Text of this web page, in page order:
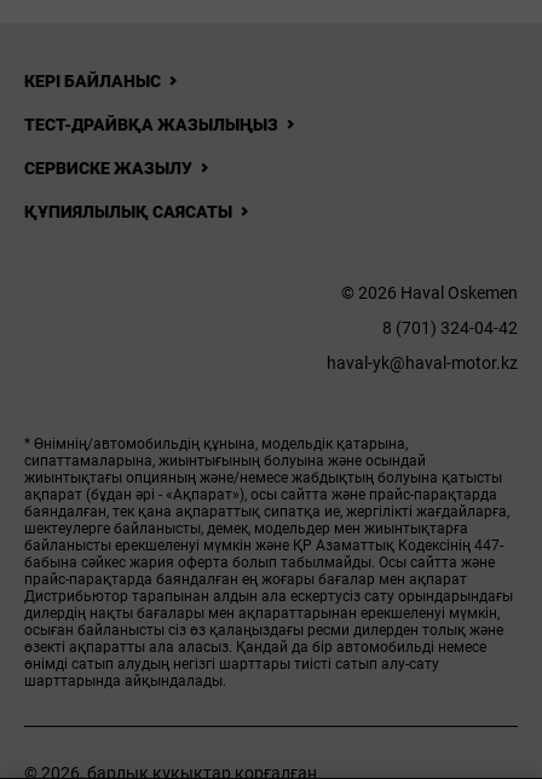
КЕРІ БАЙЛАНЫС
ТЕСТ-ДРАЙВҚА ЖАЗЫЛЫҢЫЗ
СЕРВИСКЕ ЖАЗЫЛУ
ҚҰПИЯЛЫЛЫҚ САЯСАТЫ
© 2026 Haval Oskemen
8 (701) 324-04-42
haval-yk@haval-motor.kz
* Өнімнің/автомобильдің құнына, модельдік қатарына,
сипаттамаларына, жиынтығының болуына және осындай
жиынтықтағы опцияның және/немесе жабдықтың болуына қатысты
ақпарат (бұдан әрі - «Ақпарат»), осы сайтта және прайс-парақтарда
баяндалған, тек қана ақпараттық сипатқа ие, жергілікті жағдайларға,
шектеулерге байланысты, демек, модельдер мен жиынтықтарға
байланысты ерекшеленуі мүмкін және ҚР Азаматтық Кодексінің 447-
бабына сәйкес жария оферта болып табылмайды. Осы сайтта және
прайс-парақтарда баяндалған ең жоғары бағалар мен ақпарат
Дистрибьютор тарапынан алдын ала ескертусіз сату орындарындағы
дилердің нақты бағалары мен ақпараттарынан ерекшеленуі мүмкін,
осыған байланысты сіз өз қалаңыздағы ресми дилерден толық және
өзекті ақпаратты ала аласыз. Қандай да бір автомобильді немесе
өнімді сатып алудың негізгі шарттары тиісті сатып алу-сату
шарттарында айқындалады.
© 2026, барлық құқықтар қорғалған